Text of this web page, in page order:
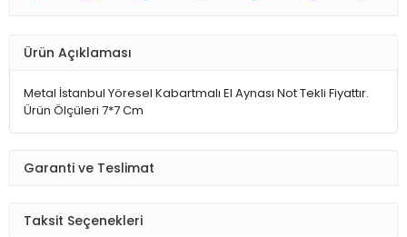
Ürün Açıklaması
Metal İstanbul Yöresel Kabartmalı El Aynası Not Tekli Fiyattır.
Ürün Ölçüleri 7*7 Cm
Garanti ve Teslimat
Taksit Seçenekleri